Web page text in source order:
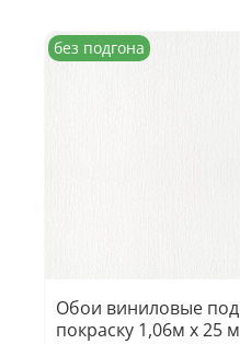
без подгона
Обои виниловые под
покраску 1,06м х 25 м